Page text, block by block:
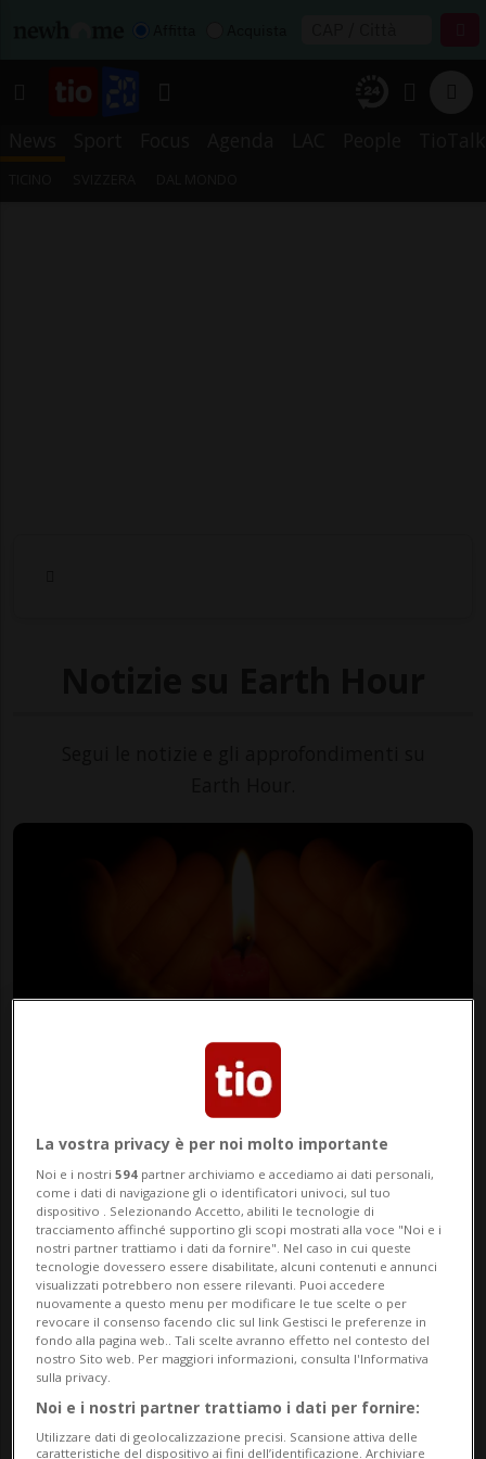
Un'ora a luci spente... per il
pianeta
CHIASSO 1 anno
La vostra privacy è per noi molto importante
Noi e i nostri594 partner archiviamo e accediamo ai dati personali,
come i dati di navigazione gli o identificatori univoci, sul tuo
dispositivo . Selezionando Accetto, abiliti le tecnologie di
tracciamento affinché supportino gli scopi mostrati alla voce "Noi e i
nostri partner trattiamo i dati da fornire". Nel caso in cui queste
tecnologie dovessero essere disabilitate, alcuni contenuti e annunci
visualizzati potrebbero non essere rilevanti. Puoi accedere
nuovamente a questo menu per modificare le tue scelte o per
revocare il consenso facendo clic sul link Gestisci le preferenze in
fondo alla pagina web.. Tali scelte avranno effetto nel contesto del
nostro Sito web. Per maggiori informazioni, consulta l'Informativa
sulla privacy.
Noi e i nostri partner trattiamo i dati per fornire:
Utilizzare dati di geolocalizzazione precisi. Scansione attiva delle
caratteristiche del dispositivo ai fini dell’identificazione. Archiviare